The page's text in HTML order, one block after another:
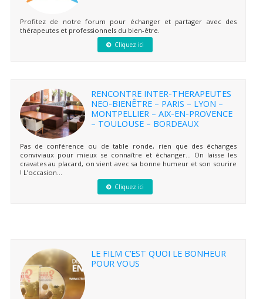
Profitez de notre forum pour échanger et partager avec des
thérapeutes et professionnels du bien-être.
Cliquez ici
RENCONTRE INTER-THERAPEUTES
NEO-BIENÊTRE – PARIS – LYON –
MONTPELLIER – AIX-EN-PROVENCE
– TOULOUSE – BORDEAUX
Pas de conférence ou de table ronde, rien que des échanges
conviviaux pour mieux se connaître et échanger… On laisse les
cravates au placard, on vient avec sa bonne humeur et son sourire
! L’occasion...
Cliquez ici
LE FILM C’EST QUOI LE BONHEUR
POUR VOUS